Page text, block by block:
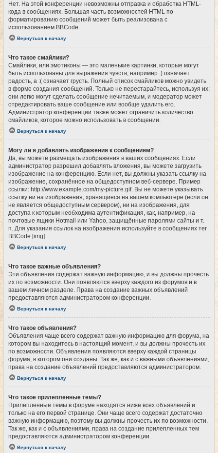
Нет. На этой конференции невозможны отправка и обработка HTML-
кода в сообщениях. Большая часть возможностей HTML по
форматированию сообщений может быть реализована с
использованием BBCode.
Вернуться к началу
Что такое смайлики?
Смайлики, или эмотиконы — это маленькие картинки, которые могут
быть использованы для выражения чувств, например :) означает
радость, а :( означает грусть. Полный список смайликов можно увидеть
в форме создания сообщений. Только не перестарайтесь, используя их:
они легко могут сделать сообщение нечитаемым, и модератор может
отредактировать ваше сообщение или вообще удалить его.
Администратор конференции также может ограничить количество
смайликов, которое можно использовать в сообщении.
Вернуться к началу
Могу ли я добавлять изображения к сообщениям?
Да, вы можете размещать изображения в ваших сообщениях. Если
администратор разрешил добавлять вложения, вы можете загрузить
изображение на конференцию. Если нет, вы должны указать ссылку на
изображение, сохранённое на общедоступном веб-сервере. Пример
ссылки: http://www.example.com/my-picture.gif. Вы не можете указывать
ссылку ни на изображения, хранящиеся на вашем компьютере (если он
не является общедоступным сервером), ни на изображения, для
доступа к которым необходима аутентификация, как, например, на
почтовые ящики Hotmail или Yahoo, защищённые паролями сайты и т.
п. Для указания ссылок на изображения используйте в сообщениях тег
BBCode [img].
Вернуться к началу
Что такое важные объявления?
Эти объявления содержат важную информацию, и вы должны прочесть
их по возможности. Они появляются вверху каждого из форумов и в
вашем личном разделе. Права на создание важных объявлений
предоставляются администратором конференции.
Вернуться к началу
Что такое объявления?
Объявления чаще всего содержат важную информацию для форума, на
котором вы находитесь в настоящий момент, и вы должны прочесть их
по возможности. Объявления появляются вверху каждой страницы
форума, в котором они созданы. Так же, как и с важными объявлениями,
права на создание объявлений предоставляются администратором.
Вернуться к началу
Что такое прилепленные темы?
Прилепленные темы в форуме находятся ниже всех объявлений и
только на его первой странице. Они чаще всего содержат достаточно
важную информацию, поэтому вы должны прочесть их по возможности.
Так же, как и с объявлениями, права на создание прилепленных тем
предоставляются администратором конференции.
Вернуться к началу